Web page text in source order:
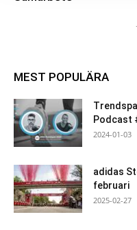
MEST POPULÄRA
Podcast
2024-01-03
adidas
februari
2025-02-27